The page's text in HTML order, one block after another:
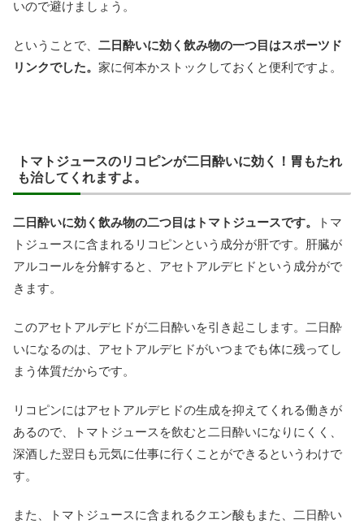
いので避けましょう。
ということで、 二日酔いに効く飲み物の一つ目はスポーツド
リンクでした。 家に何本かストックしておくと便利ですよ。
トマトジュースのリコピンが二日酔いに効く！胃もたれ
も治してくれますよ。
二日酔いに効く飲み物の二つ目はトマトジュースです。
トマ
トジュースに含まれるリコピンという成分が肝です。肝臓が
アルコールを分解すると、アセトアルデヒドという成分がで
きます。
このアセトアルデヒドが二日酔いを引き起こします。二日酔
いになるのは、アセトアルデヒドがいつまでも体に残ってし
まう体質だからです。
リコピンにはアセトアルデヒドの生成を抑えてくれる働きが
あるので、トマトジュースを飲むと二日酔いになりにくく、
深酒した翌日も元気に仕事に行くことができるというわけで
す。
また、トマトジュースに含まれるクエン酸もまた、二日酔い